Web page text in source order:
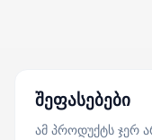
შეფასებები
ამ პროდუქტს ჯერ